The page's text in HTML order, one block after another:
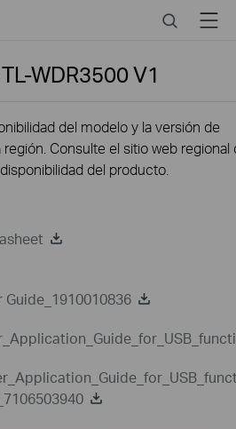
SearchMenu
TL-WDR3500V1
del modelo y la versión de
región. Consulte el sitio web regional
del producto.
Guide_1910010836